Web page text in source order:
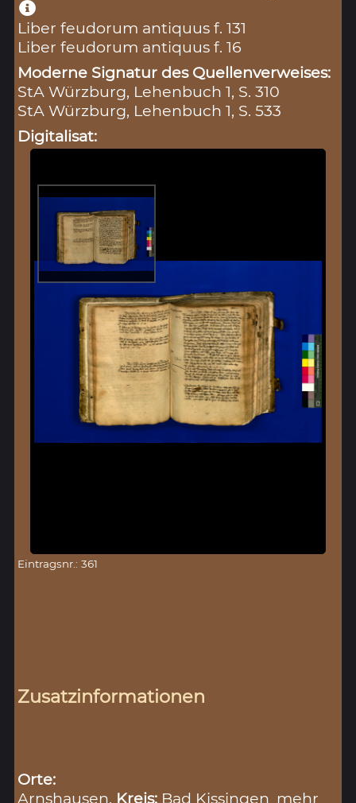
Liber feudorum antiquus f. 131
Liber feudorum antiquus f. 16
Moderne Signatur des Quellenverweises:
StA Würzburg, Lehenbuch 1, S. 310
StA Würzburg, Lehenbuch 1, S. 533
Digitalisat:
Eintragsnr.: 361
Zusatzinformationen
Orte:
Arnshausen, Kreis: Bad Kissingen mehr